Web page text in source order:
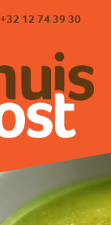
+32 12 74 39 30